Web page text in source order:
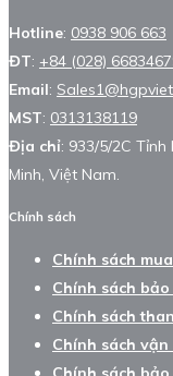
Hotline: 0938 906 663
ĐT: +84 (028)
Email:
MST: 0313138119
Địa chỉ: 933/5/2C
Minh, Việt Nam.
Chính sách
Chính sách
Chính sách
Chính sách
Chính sách